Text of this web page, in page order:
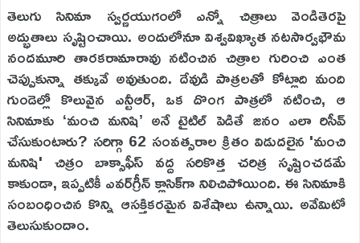
తెలుగు సినిమా స్వర్ణయుగంలో ఎన్నో చిత్రాలు వెండితెరపై
అద్భుతాలు సృష్టించాయి. అందులోనూ విశ్వవిఖ్యాత నటసార్వభౌమ
నందమూరి తారకరామారావు నటించిన చిత్రాల గురించి ఎంత
చెప్పుకున్నా తక్కువే అవుతుంది. దేవుడి పాత్రలతో కోట్లాది మంది
గుండెల్లో కొలువైన ఎన్టీఆర్, ఒక దొంగ పాత్రలో నటించి, ఆ
సినిమాకు ‘మంచి మనిషి’ అనే టైటిల్ పెడితే జనం ఎలా రిసీవ్
చేసుకుంటారు? సరిగ్గా 62 సంవత్సరాల క్రితం విడుదలైన 'మంచి
మనిషి' చిత్రం బాక్సాఫీస్ వద్ద సరికొత్త చరిత్ర సృష్టించడమే
కాకుండా, ఇప్పటికీ ఎవ‌ర్‌గ్రీన్ క్లాసిక్‌గా నిలిచిపోయింది. ఈ సినిమాకి
సంబంధించిన కొన్ని ఆస‌క్తిక‌ర‌మైన విశేషాలు ఉన్నాయి. అవేమిటో
తెలుసుకుందాం.